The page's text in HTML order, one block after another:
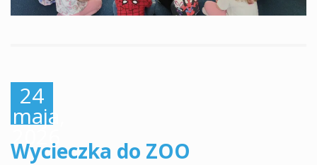
24
maja,
2026
Wycieczka do ZOO